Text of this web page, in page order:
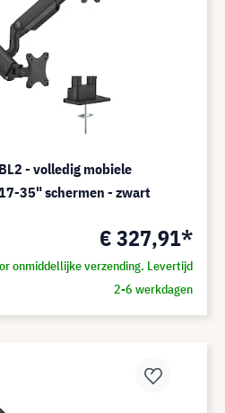
- volledig mobiele
35" schermen - zwart
€ 327,91*
onmiddellijke verzending. Levertijd
2-6 werkdagen